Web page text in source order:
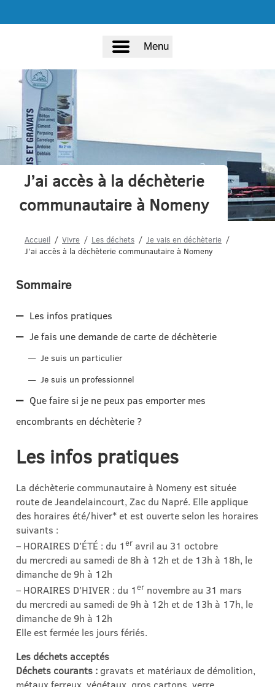
Menu
J’ai accès à la déchèterie
communautaire à Nomeny
Accueil Vivre Les déchets
Je vais en déchèterie
J’ai accès à la déchèterie communautaire à Nomeny
Sommaire
Les infos pratiques
Je fais une demande de carte de déchèterie
Je suis un particulier
Je suis un professionnel
Que faire si je ne peux pas emporter mes
encombrants en déchèterie ?
Les infos pratiques
La déchèterie communautaire à Nomeny est située
route de Jeandelaincourt, Zac du Napré. Elle applique
des horaires été/hiver* et est ouverte selon les horaires
suivants :
– HORAIRES D’ÉTÉ : du 1er avril au 31 octobre
du mercredi au samedi de 8h à 12h et de 13h à 18h, le
dimanche de 9h à 12h
– HORAIRES D’HIVER : du 1er novembre au 31 mars
du mercredi au samedi de 9h à 12h et de 13h à 17h, le
dimanche de 9h à 12h
Elle est fermée les jours fériés.
Les déchets acceptés
Déchets courants : gravats et matériaux de démolition,